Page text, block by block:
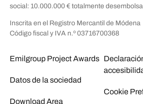
social: 10.000.000 € totalmente
Inscrita en el Registro Mercantil de Módena
Código fiscal y IVA n.º 03716700368
Emilgroup Project Awards
Datos de la sociedad
Download Area
Cookie